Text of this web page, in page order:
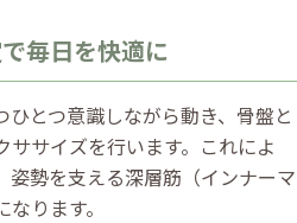
毎日を快適に
とつ意識しながら動き、骨盤と
サイズを行います。これによ
姿勢を支える深層筋（インナーマ
ります。